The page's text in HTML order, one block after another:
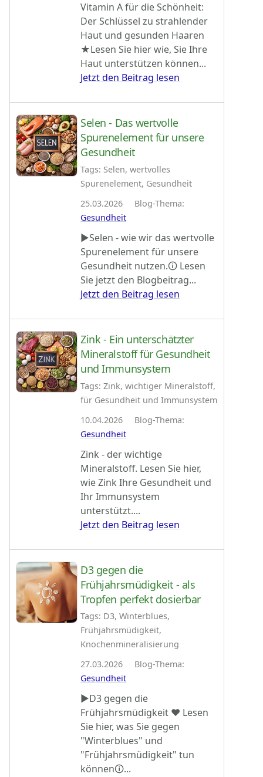
Vitamin A für die Schönheit:
Der Schlüssel zu strahlender
Haut und gesunden Haaren
★Lesen Sie hier wie, Sie Ihre
Haut unterstützen können...
Jetzt den Beitrag lesen
Selen - Das wertvolle
Spurenelement für unsere
Gesundheit
Tags: Selen, wertvolles
Spurenelement, Gesundheit
25.03.2026 Blog-Thema:
Gesundheit
►Selen - wie wir das wertvolle
Spurenelement für unsere
Gesundheit nutzen.🛈 Lesen
Sie jetzt den Blogbeitrag...
Jetzt den Beitrag lesen
Zink - Ein unterschätzter
Mineralstoff für Gesundheit
und Immunsystem
Tags: Zink, wichtiger Mineralstoff,
für Gesundheit und Immunsystem
10.04.2026 Blog-Thema:
Gesundheit
Zink - der wichtige
Mineralstoff. Lesen Sie hier,
wie Zink Ihre Gesundheit und
Ihr Immunsystem
unterstützt....
Jetzt den Beitrag lesen
D3 gegen die
Frühjahrsmüdigkeit - als
Tropfen perfekt dosierbar
Tags: D3, Winterblues,
Frühjahrsmüdigkeit,
Knochenmineralisierung
27.03.2026 Blog-Thema:
Gesundheit
►D3 gegen die
Frühjahrsmüdigkeit ♥ Lesen
Sie hier, was Sie gegen
"Winterblues" und
"Frühjahrsmüdigkeit" tun
können🛈...